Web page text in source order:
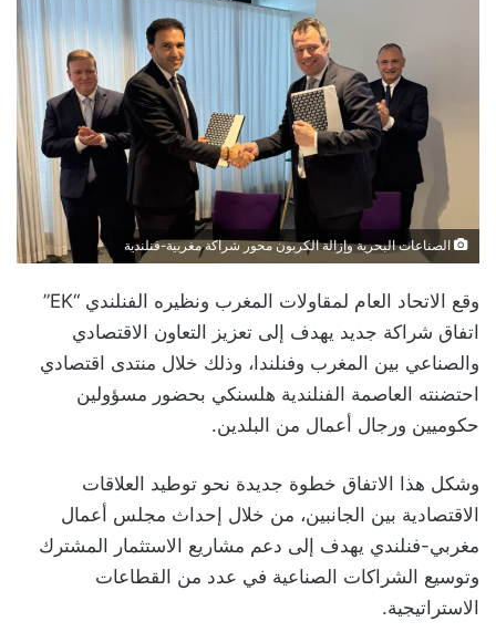
الصناعات البحرية وإزالة الكربون محور شراكة مغربية-فنلندية
وقع الاتحاد العام لمقاولات المغرب ونظيره الفنلندي “EK”
اتفاق شراكة جديد يهدف إلى تعزيز التعاون الاقتصادي
والصناعي بين المغرب وفنلندا، وذلك خلال منتدى اقتصادي
احتضنته العاصمة الفنلندية هلسنكي بحضور مسؤولين
حكوميين ورجال أعمال من البلدين.
وشكل هذا الاتفاق خطوة جديدة نحو توطيد العلاقات
الاقتصادية بين الجانبين، من خلال إحداث مجلس أعمال
مغربي-فنلندي يهدف إلى دعم مشاريع الاستثمار المشترك
وتوسيع الشراكات الصناعية في عدد من القطاعات
الاستراتيجية.